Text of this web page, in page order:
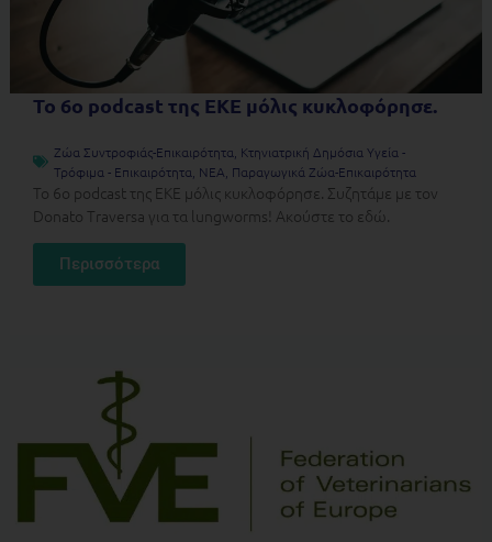
Το 6o podcast της ΕΚΕ μόλις κυκλοφόρησε.
Ζώα Συντροφιάς-Επικαιρότητα Κτηνιατρική Δημόσια Υγεία -
Τρόφιμα - Επικαιρότητα ΝΕΑ Παραγωγικά Ζώα-Επικαιρότητα
Το 6o podcast της ΕΚΕ μόλις κυκλοφόρησε. Συζητάμε με τον
Donato Traversa για τα lungworms! Ακούστε το εδώ.
Περισσότερα